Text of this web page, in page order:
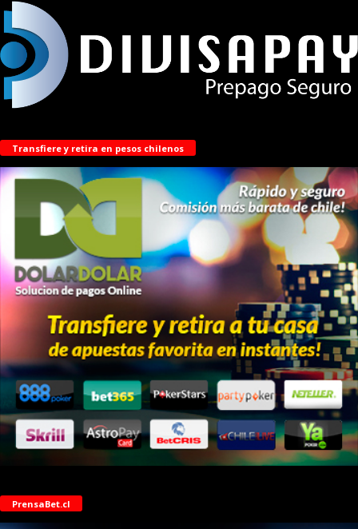
Transfiere y retira en pesos chilenos
PrensaBet.cl